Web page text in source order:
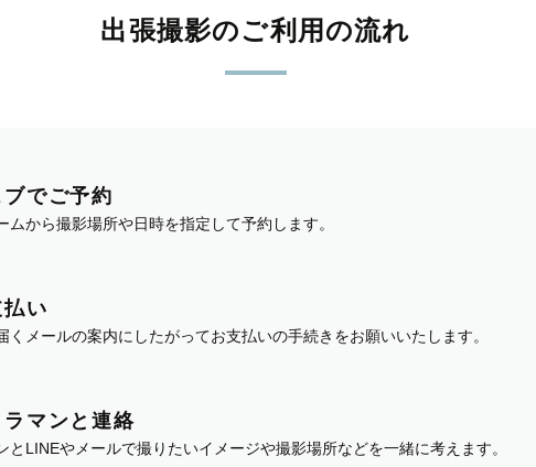
出張撮影のご利用の流れ
でご予約
ムから撮影場所や日時を指定して予約します。
い
くメールの案内にしたがってお支払いの手続きをお願いいたします。
マンと連絡
とLINEやメールで撮りたいイメージや撮影場所などを一緒に考えます。